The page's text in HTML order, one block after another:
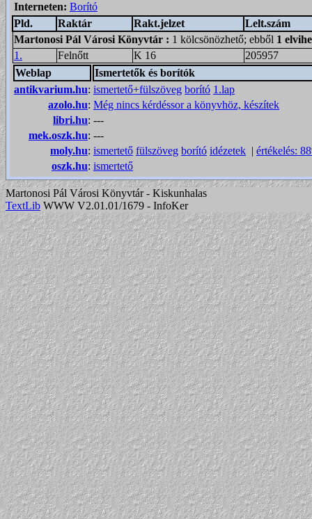
Interneten: Borító
Pld.
Raktár Rakt.jelzet
Lelt.szám
Martonosi Pál Városi Könyvtár : 1 kölcsönözhető; ebből 1
1.
Felnőtt K 16
205957
Weblap
Ismertetők és borítók
antikvarium.hu: ismertető+fülszöveg borító 1.lap
azolo.hu: Még nincs kérdéssor a könyvhöz, készítek
libri.hu: ---
mek.oszk.hu: ---
moly.hu: ismertető fülszöveg borító idézetek | értékelés:
oszk.hu: ismertető
Martonosi Pál Városi Könyvtár - Kiskunhalas
TextLib WWW V2.01.01/1679 - InfoKer